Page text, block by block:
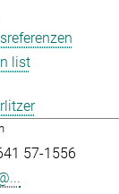
list
57-1556